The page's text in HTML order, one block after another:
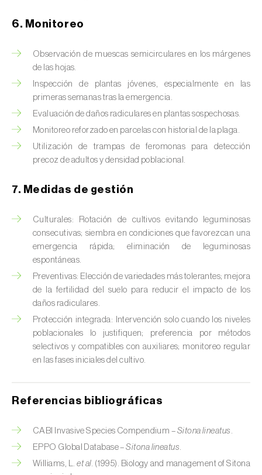
Chinche del tomate (Nesidiocoris tenuis)
Chinche europea de las semillas
Metopoplax ditomoides)
Chinche harinosa de la vid (
Planococcus
Chinche marrón marmolada (Halyomorpha
Chinche verde (Nezara viridula)
Cicadas (Jacobiasca lybica, Scaphoideus
Cigarra espumosa (Philaenus spumarius)
Cochinilla de Comstock (Pseudococcus
comstocki)
Cochinilla de los cítricos (
Diaspidiotus) perniciosus)
Cochinilla obscura ( Pseudococcus viburni)
Cochinilla roja de los cítricos (Aonidiella
aurantii)
6. Monitoreo
Observación de muescas semicirculares en los márgenes
de las hojas.
Inspección de plantas jóvenes, especialmente en las
primeras semanas tras la emergencia.
Evaluación de daños radiculares en plantas sospechosas.
Monitoreo reforzado en parcelas con historial de la plaga.
Utilización de trampas de feromonas para detección
precoz de adultos y densidad poblacional.
7. Medidas de gestión
Culturales: Rotación de cultivos evitando leguminosas
consecutivas; siembra en condiciones que favorezcan una
emergencia rápida; eliminación de leguminosas
espontáneas.
Preventivas: Elección de variedades más tolerantes; mejora
de la fertilidad del suelo para reducir el impacto de los
daños radiculares.
Protección integrada: Intervención solo cuando los niveles
poblacionales lo justifiquen; preferencia por métodos
selectivos y compatibles con auxiliares; monitoreo regular
en las fases iniciales del cultivo.
Referencias bibliográficas
CABI Invasive Species Compendium – Sitona lineatus
EPPO Global Database –Sitona lineatus
Williams, L.et al. (1995). Biology and management of Sitona